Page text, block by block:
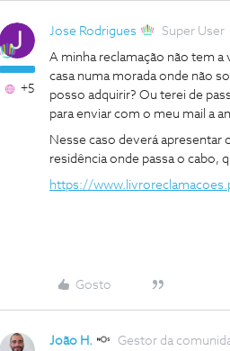
+5
Jose Rodrigues Super User
A minha reclamação não tem a
casa numa morada onde não
posso adquirir? Ou terei de
para enviar com o meu mail a
Nesse caso deverá apresentar
residência onde passa o cabo,
https://
Gosto
João H. Gestor da